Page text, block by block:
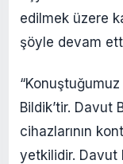
edilmek üzere
şöyle devam
Bildik’tir. Davut
cihazlarının
yetkilidir. Davut